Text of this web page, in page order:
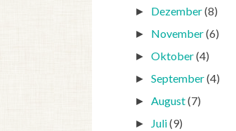
► Dezember(8)
► November(6)
►Oktober(4)
►September(4)
►August(7)
► Juli(9)